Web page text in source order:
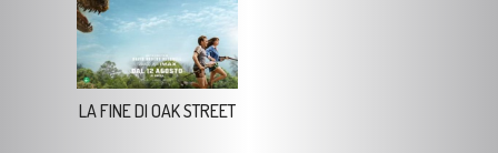
LA FINE DI OAK STREET